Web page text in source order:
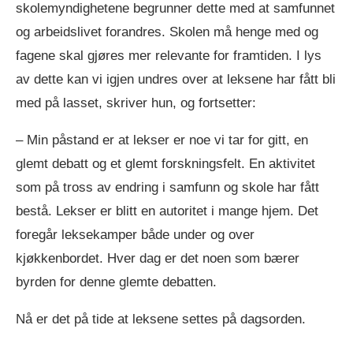
skolemyndighetene begrunner dette med at samfunnet
og arbeidslivet forandres. Skolen må henge med og
fagene skal gjøres mer relevante for framtiden. I lys
av dette kan vi igjen undres over at leksene har fått bli
med på lasset, skriver hun, og fortsetter:
– Min påstand er at lekser er noe vi tar for gitt, en
glemt debatt og et glemt forskningsfelt. En aktivitet
som på tross av endring i samfunn og skole har fått
bestå. Lekser er blitt en autoritet i mange hjem. Det
foregår leksekamper både under og over
kjøkkenbordet. Hver dag er det noen som bærer
byrden for denne glemte debatten.
Nå er det på tide at leksene settes på dagsorden.